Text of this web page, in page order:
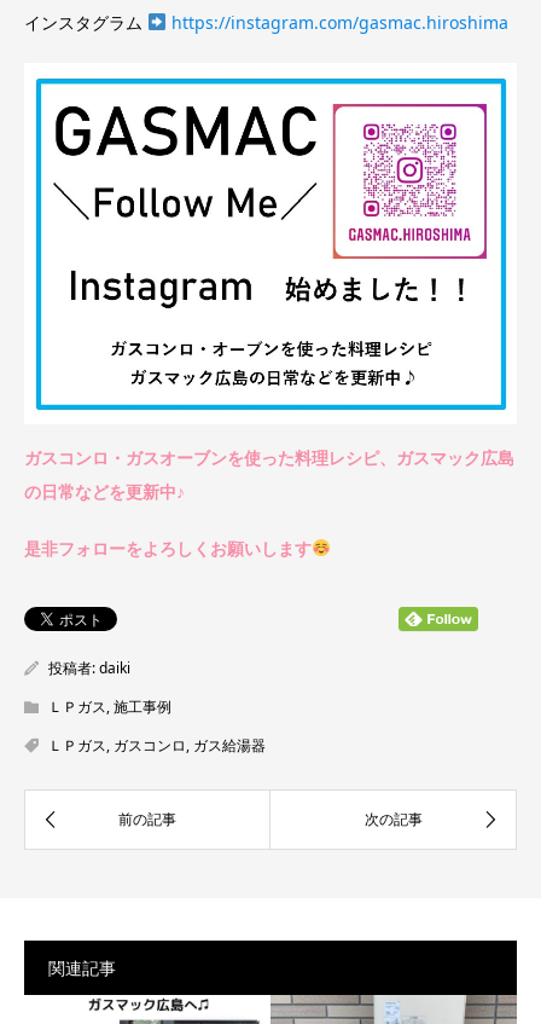
インスタグラム https://instagram.com/gasmac.hiroshima
ガスコンロ・ガスオーブンを使った料理レシピ、ガスマック広島
の日常などを更新中♪
是非フォローをよろしくお願いします
投稿者:daiki
ＬＰガス,施工事例
ＬＰガス, ガスコンロ, ガス給湯器
関連記事